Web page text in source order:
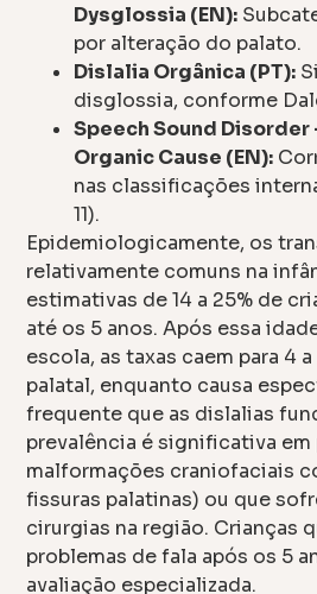
Dysglossia (EN):
por alteração do palato.
Dislalia Orgânica (PT):
disglossia, conforme
Speech Sound Disorder
Organic Cause (EN):
nas classificações
11).
Epidemiologicamente, os
relativamente comuns na
estimativas de 14 a 25% de
até os 5 anos. Após essa
escola, as taxas caem para 4
palatal, enquanto causa
frequente que as dislalias
prevalência é significativa
malformações craniofaciais
fissuras palatinas) ou que
cirurgias na região. Crianças
problemas de fala após os 5
avaliação especializada.